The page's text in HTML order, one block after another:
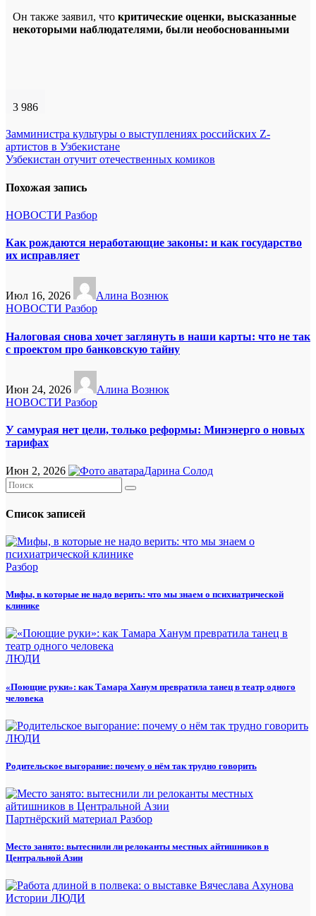
Он также заявил, что критические оценки, высказанные
некоторыми наблюдателями, были необоснованными
3 986
Навигация
по
Замминистра культуры о выступлениях российских Z-
артистов в Узбекистане
Узбекистан отучит отечественных комиков
Похожая запись
НОВОСТИ Разбор
Как рождаются неработающие законы: и как государство
их исправляет
Июл 16, 2026
Алина Вознюк
НОВОСТИ Разбор
Налоговая снова хочет заглянуть в наши карты: что не так
с проектом про банковскую тайну
Июн 24, 2026
Алина Вознюк
НОВОСТИ Разбор
У самурая нет цели, только реформы: Минэнерго о новых
тарифах
Июн 2, 2026 Дарина Солод
Список записей
Разбор
Мифы, в которые не надо верить: что мы знаем о психиатрической
клинике
ЛЮДИ
«Поющие руки»: как Тамара Ханум превратила танец в театр одного
человека
ЛЮДИ
Родительское выгорание: почему о нём так трудно говорить
Партнёрский материал Разбор
Место занято: вытеснили ли релоканты местных айтишников в
Центральной Азии
Истории ЛЮДИ